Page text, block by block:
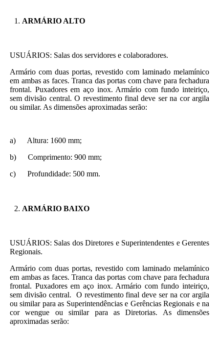
ARMÁRIO ALTO
USUÁRIOS: Salas dos servidores e colaboradores.
Armário com duas portas, revestido com laminado melamínico
em ambas as faces. Tranca das portas com chave para fechadura
frontal. Puxadores em aço inox. Armário com fundo inteiriço,
sem divisão central. O revestimento final deve ser na cor argila
ou similar. As dimensões aproximadas serão:
a) Altura: 1600 mm;
b) Comprimento: 900 mm;
c) Profundidade: 500 mm.
ARMÁRIO BAIXO
USUÁRIOS: Salas dos Diretores e Superintendentes e Gerentes
Regionais.
Armário com duas portas, revestido com laminado melamínico
em ambas as faces. Tranca das portas com chave para fechadura
frontal. Puxadores em aço inox. Armário com fundo inteiriço,
sem divisão central. O revestimento final deve ser na cor argila
ou similar para as Superintendências e Gerências Regionais e na
cor wengue ou similar para as Diretorias. As dimensões
aproximadas serão: